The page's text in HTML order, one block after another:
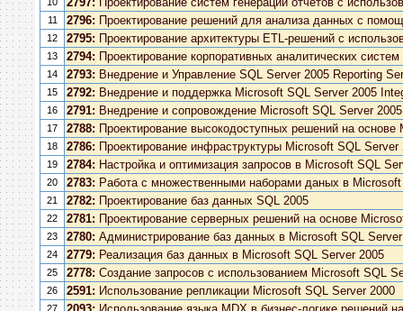
11 2796: Проектирование решений для анализа данных с
12 2795: Проектирование архитектуры ETL-решений с
13 2794: Проектирование корпоративных аналитических
14 2793: Внедрение и Управление SQL Server 2005 Reporting
15 2792: Внедрение и поддержка Microsoft SQL Server 2005
16 2791: Внедрение и сопровождение Microsoft SQL Server
17 2788: Проектирование высокодоступных решений на
18 2786: Проектирование инфраструктуры Microsoft SQL Server
19 2784: Настройка и оптимизация запросов в Microsoft SQL
20 2783: Работа с множественными наборами даных в
21 2782: Проектирование баз данных SQL 2005
22 2781: Проектирование серверных решений на основе
23 2780: Администрирование баз данных в Microsoft SQL
24 2779: Реализация баз данных в Microsoft SQL Server 2005
25 2778: Создание запросов с использованием Microsoft SQL
26 2591: Использование репликации Microsoft SQL Server 2000
27